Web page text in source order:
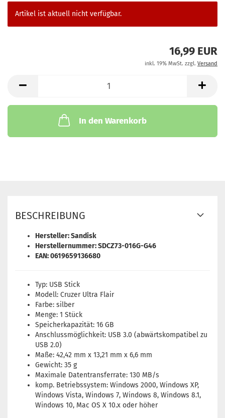
Artikel ist aktuell nicht verfügbar.
16,99 EUR
inkl. 19% MwSt. zzgl. Versand
In den Warenkorb
BESCHREIBUNG
Hersteller: Sandisk
Herstellernummer: SDCZ73-016G-G46
EAN: 0619659136680
Typ: USB Stick
Modell: Cruzer Ultra Flair
Farbe: silber
Menge: 1 Stück
Speicherkapazität: 16 GB
Anschlussmöglichkeit: USB 3.0 (abwärtskompatibel zu
USB 2.0)
Maße: 42,42 mm x 13,21 mm x 6,6 mm
Gewicht: 35 g
Maximale Datentransferrate: 130 MB/s
komp. Betriebssystem: Windows 2000, Windows XP,
Windows Vista, Windows 7, Windows 8, Windows 8.1,
Windows 10, Mac OS X 10.x oder höher